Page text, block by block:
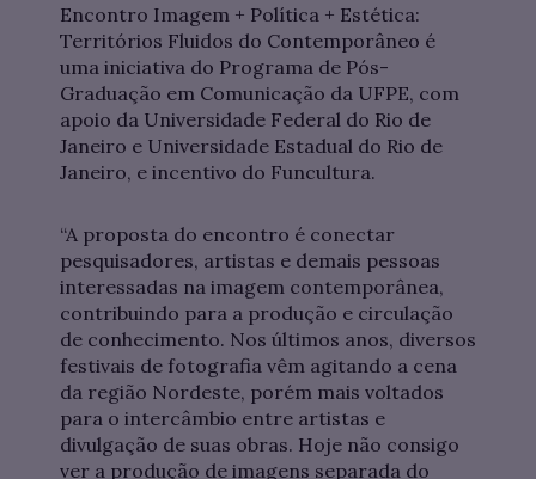
Encontro Imagem + Política + Estética:
Territórios Fluidos do Contemporâneo é
uma iniciativa do Programa de Pós-
Graduação em Comunicação da UFPE, com
apoio da Universidade Federal do Rio de
Janeiro e Universidade Estadual do Rio de
Janeiro, e incentivo do Funcultura.
“A proposta do encontro é conectar
pesquisadores, artistas e demais pessoas
interessadas na imagem contemporânea,
contribuindo para a produção e circulação
de conhecimento. Nos últimos anos, diversos
festivais de fotografia vêm agitando a cena
da região Nordeste, porém mais voltados
para o intercâmbio entre artistas e
divulgação de suas obras. Hoje não consigo
ver a produção de imagens separada do